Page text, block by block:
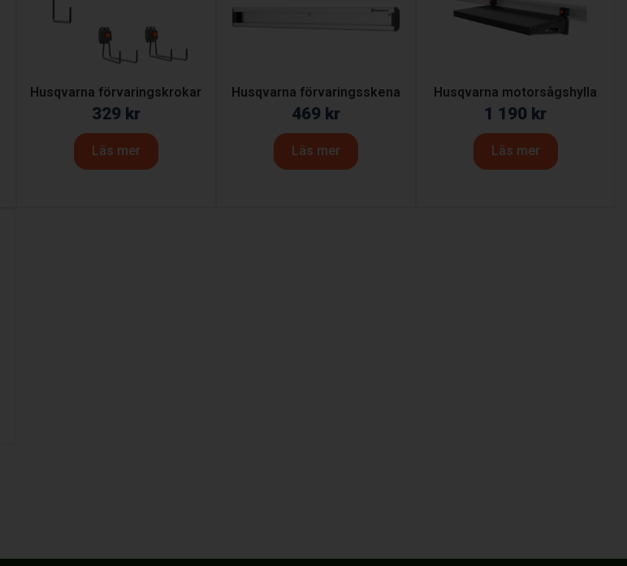
Husqvarna förvaringskrokar
329 kr
Läs mer
Husqvarna förvaringsskena
469 kr
Läs mer
Husqvarna motorsågshylla
1 190 kr
Läs mer